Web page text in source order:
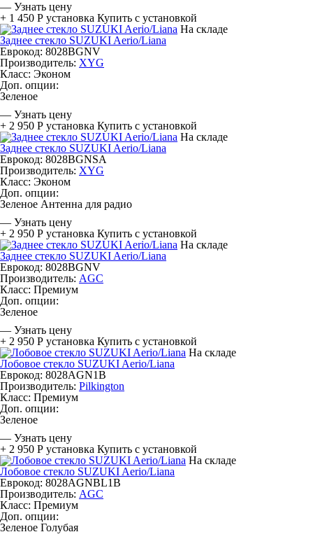
— Узнать цену
+ 1 450 Р установка Купить с установкой
На складе
Заднее стекло SUZUKI Aerio/Liana
Еврокод: 8028BGNV
Производитель: XYG
Класс: Эконом
Доп. опции:
Зеленое
— Узнать цену
+ 2 950 Р установка Купить с установкой
На складе
Заднее стекло SUZUKI Aerio/Liana
Еврокод: 8028BGNSA
Производитель: XYG
Класс: Эконом
Доп. опции:
Зеленое Антенна для радио
— Узнать цену
+ 2 950 Р установка Купить с установкой
На складе
Заднее стекло SUZUKI Aerio/Liana
Еврокод: 8028BGNV
Производитель: AGC
Класс: Премиум
Доп. опции:
Зеленое
— Узнать цену
+ 2 950 Р установка Купить с установкой
На складе
Лобовое стекло SUZUKI Aerio/Liana
Еврокод: 8028AGN1B
Производитель: Pilkington
Класс: Премиум
Доп. опции:
Зеленое
— Узнать цену
+ 2 950 Р установка Купить с установкой
На складе
Лобовое стекло SUZUKI Aerio/Liana
Еврокод: 8028AGNBL1B
Производитель: AGC
Класс: Премиум
Доп. опции:
Зеленое Голубая